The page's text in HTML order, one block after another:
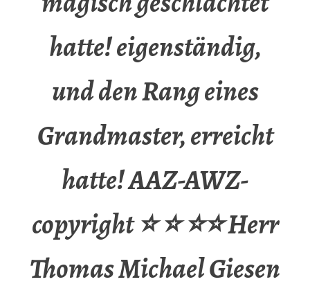
hatte! eigenständig,
und den Rang eines
Grandmaster, erreicht
hatte! AAZ-AWZ-
copyright ⭐ ⭐ ⭐⭐ Herr
Thomas Michael Giesen